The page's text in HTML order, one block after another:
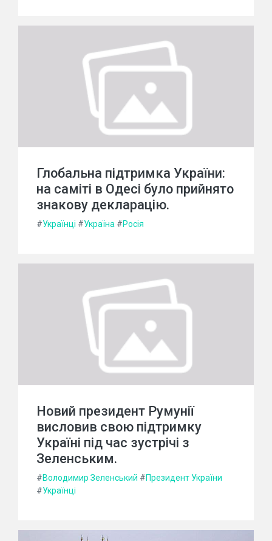
Глобальна підтримка України:
на саміті в Одесі було прийнято
знакову декларацію.
#Українці #Україна #Росія
Новий президент Румунії
висловив свою підтримку
Україні під час зустрічі з
Зеленським.
#Володимир Зеленський #Президент України
#Українці